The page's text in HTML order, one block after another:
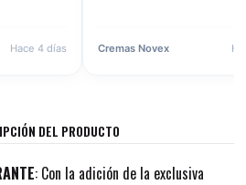
Hace 4 días Cremas Novex
DEL PRODUCTO
: Con la adición de la exclusiva